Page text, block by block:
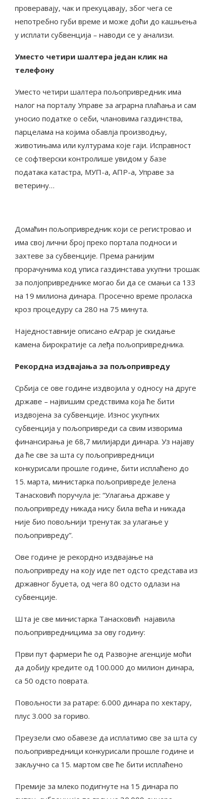
проверавају, чак и прекуцавају, због чега се
непотребно губи време и може доћи до кашњења
у исплати субвенција – наводи се у анализи.
Уместо четири шалтера један клик на
телефону
Уместо четири шалтера пољопривредник има
налог на порталу Управе за аграрна плаћања и сам
уносио податке о себи, члановима газдинства,
парцелама на којима обавлја производњу,
животињама или културама које гаји. Исправност
се софтверски контролише увидом у базе
података катастра, МУП-а, АПР-а, Управе за
ветерину…
Домаћин пољопривредник који се регистровао и
има свој лични број преко портала подноси и
захтеве за субвенције. Према ранијим
прорачунима код уписа газдинстава укупни трошак
за полјопривреднике могао би да се смањи са 133
на 19 милиона динара. Просечно време проласка
кроз процедуру са 280 на 75 минута.
Наједноставније описано еАграр је скидање
камена бирократије са леђа пољопривредника.
Рекордна издвајања за пољопривреду
Србија се ове године издвојила у односу на друге
државе – највишим средствима која ће бити
издвојена за субвенције. Износ укупних
субвенција у пољопривреди са свим изворима
финансирања је 68,7 милијарди динара. Уз најаву
да ће све за шта су пољопривредници
конкурисали прошле године, бити исплаћено до
15. марта, министарка пољопривреде Јелена
Танасковић поручула је: “Улагања државе у
пољопривреду никада нису била већа и никада
није био повољнији тренутак за улагање у
пољопривреду”.
Ове године је рекордно издвајање на
пољопривреду на коју иде пет одсто средстава из
државног буџета, од чега 80 одсто одлази на
субвенције.
Шта је све министарка Танасковић најавила
пољопривредницима за ову годину:
Први пут фармери ће од Развојне агенције моћи
да добију кредите од 100.000 до милион динара,
са 50 одсто поврата.
Повољности за ратаре: 6.000 динара по хектару,
плус 3.000 за гориво.
Преузели смо обавезе да исплатимо све за шта су
пољопривредници конкурисали прошле године и
закључно са 15. мартом све ће бити исплаћено
Премије за млеко подигнуте на 15 динара по